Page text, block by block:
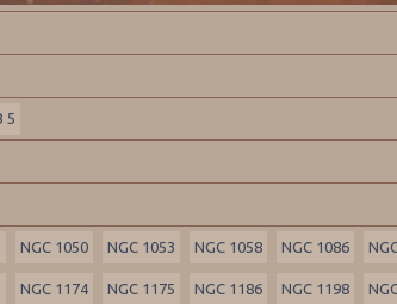
5
NGC 1050 NGC 1053 NGC 1058 NGC 1086
NGC 1174 NGC 1175 NGC 1186 NGC 1198